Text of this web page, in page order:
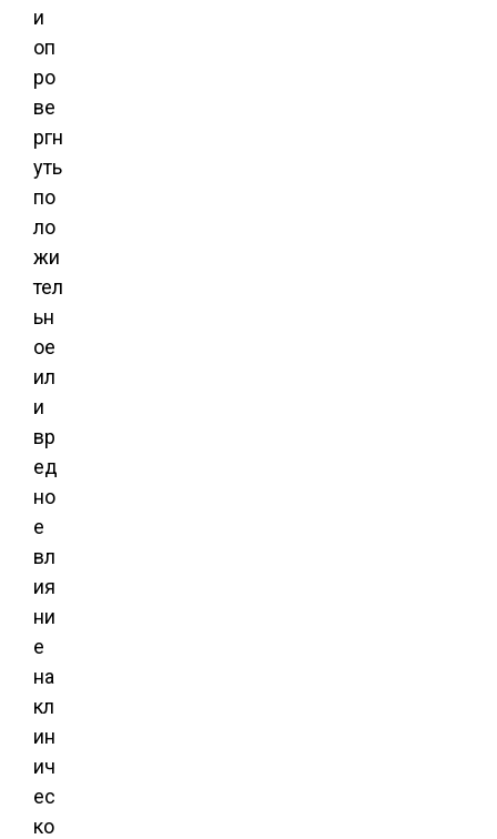
и
оп
ро
ве
ргн
уть
по
ло
жи
тел
ьн
ое
ил
и
вр
ед
но
е
вл
ия
ни
е
на
кл
ин
ич
ес
ко